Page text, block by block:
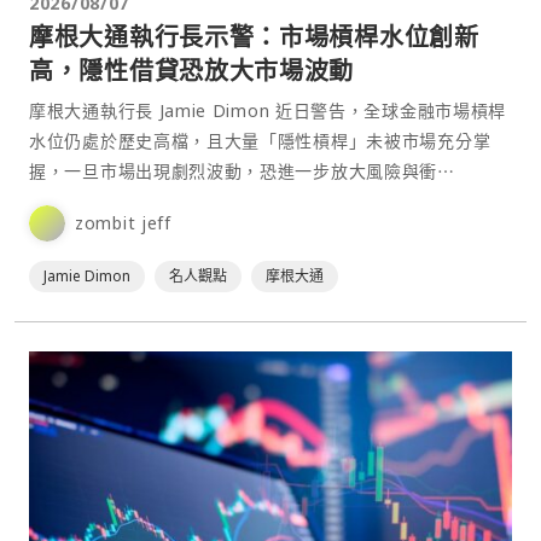
摩根大通執行長示警：市場槓桿水位創新
高，隱性借貸恐放大市場波動
摩根大通執行長 Jamie Dimon 近日警告，全球金融市場槓桿
水位仍處於歷史高檔，且大量「隱性槓桿」未被市場充分掌
握，一旦市場出現劇烈波動，恐進一步放大風險與衝⋯
zombit jeff
Jamie Dimon 名人觀點 摩根大通